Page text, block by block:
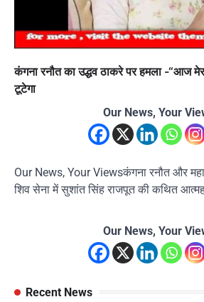
कंगना रनौत का उद्धव ठाकरे पर हमला -“आज
टूटेगा
Our News, Your
Our News, Your Viewsकंगना रनौत और
शिव सेना में सुशांत सिंह राजपूत की कथित
Our News, Your
Recent News